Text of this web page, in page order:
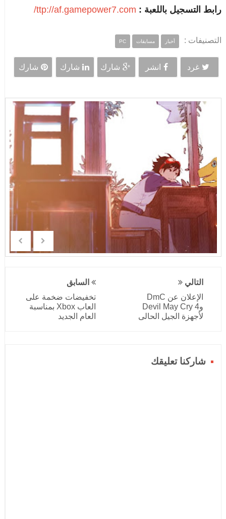
رابط التسجيل باللعبة : ttp://af.gamepower7.com/
التصنيفات : أخبار مسابقات PC
غرد انشر شارك شارك شارك
التالي
الإعلان عن DmC
وDevil May Cry 4
لأجهزة الجيل الحالى
السابق
تخفيضات ضخمة على
العاب Xbox بمناسبة
العام الجديد
شاركنا تعليقك